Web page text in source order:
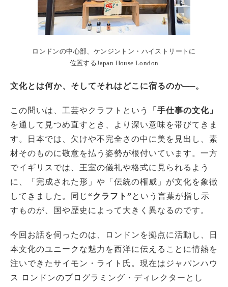
ロンドンの中心部、ケンジントン・ハイストリートに
位置するJapan House London
文化とは何か、そしてそれはどこに宿るのか──。
この問いは、工芸やクラフトという
「手仕事の文化」
を通して見つめ直すとき、より深い意味を帯びてきま
す。日本では、欠けや不完全さの中に美を見出し、素
材そのものに敬意を払う姿勢が根付いています。一方
でイギリスでは、王室の儀礼や格式に見られるよう
に、「完成された形」や「伝統の権威」が文化を象徴
してきました。同じ“クラフト”という言葉が指し示
すものが、国や歴史によって大きく異なるのです。
今回お話を伺ったのは、ロンドンを拠点に活動し、日
本文化のユニークな魅力を西洋に伝えることに情熱を
注いできたサイモン・ライト氏。現在はジャパンハウ
ス ロンドンのプログラミング・ディレクターとし